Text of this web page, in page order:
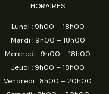
HORAIRES
Lundi : 9h00 – 18h00
Mardi : 9h00 – 18h00
Mercredi : 9h00 – 18h00
Jeudi : 9h00 – 18h00
Vendredi : 8h00 – 20h00